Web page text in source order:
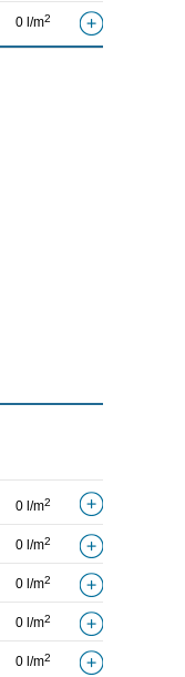
0 l/m2
0 l/m2
0 l/m2
0 l/m2
0 l/m2
0 l/m2